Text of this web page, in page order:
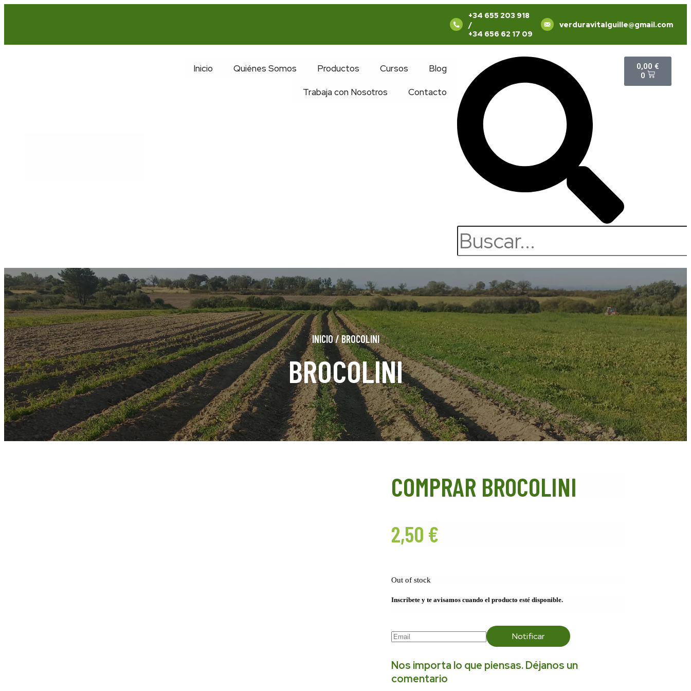
+34 655 203 918
/
+34 656 62 17 09
verduravitalguille@gmail.com
Inicio Quiénes Somos Productos Cursos Blog
Trabaja con Nosotros Contacto
0,00 €
0
INICIO/BROCOLINI
BROCOLINI
COMPRAR BROCOLINI
2,50 €
Out of stock
Inscríbete y te avisamos cuando el producto esté disponible.
Notificar
Nos importa lo que piensas. Déjanos un
comentario